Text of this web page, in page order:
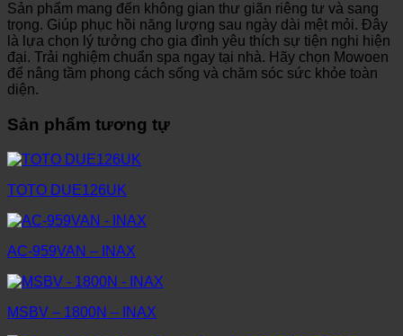
Sản phẩm mang đến không gian thư giãn riêng tư và sang
trọng. Giúp phục hồi năng lượng sau ngày dài mệt mỏi. Đây
là lựa chọn lý tưởng cho gia đình yêu thích sự tiện nghi hiện
đại. Trải nghiệm chuẩn spa ngay tại nhà. Hãy chọn Mowoen
để nâng tầm phong cách sống và chăm sóc sức khỏe toàn
diện.
Sản phẩm tương tự
TOTO DUE126UK
AC-959VAN – INAX
MSBV – 1800N – INAX